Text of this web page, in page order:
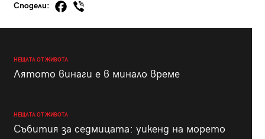
Сподели:
НЕЩАТА ОТ ЖИВОТА
Лятото винаги е в минало време
НЕЩАТА ОТ ЖИВОТА
Събития за седмицата: уикенд на морето